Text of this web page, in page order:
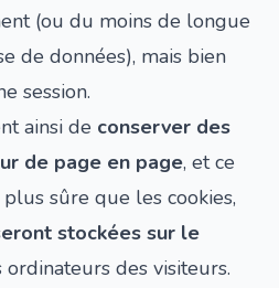
(ou du moins de longue
de données), mais bien
session.
ainsi de conserver des
de page en page, et ce
sûre que les cookies,
stockées sur le
des visiteurs.